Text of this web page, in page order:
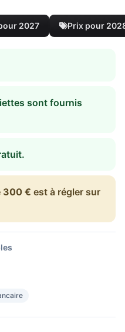
2027 Prix pour
sont fournis
300 € est à régler sur